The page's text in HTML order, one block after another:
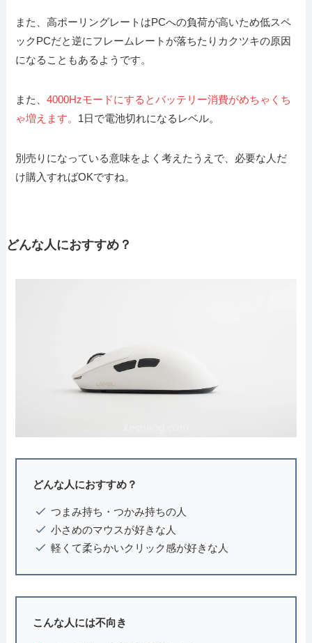
また、高ポーリングレートはPCへの負荷が高いため低スペ
ックPCだと逆にフレームレートが落ちたりカクツキの原因
になることもあるようです。
また、4000Hzモードにするとバッテリー消費がめちゃくち
ゃ増えます。 1日で電池切れになるレベル。
別売りになっている意味をよく考えたうえで、必要な人だ
け購入すればOKですね。
どんな人におすすめ？
どんな人におすすめ？
つまみ持ち・つかみ持ちの人
小さめのマウスが好きな人
軽くて柔らかいクリック感が好きな人
こんな人には不向き